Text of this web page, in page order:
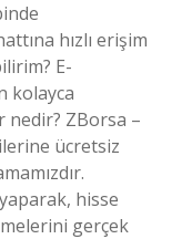
hızlı erişim
E-
kolayca
nedir? ZBorsa –
ücretsiz
hisse
gerçek